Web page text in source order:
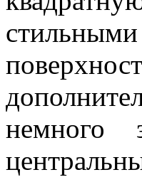
немного